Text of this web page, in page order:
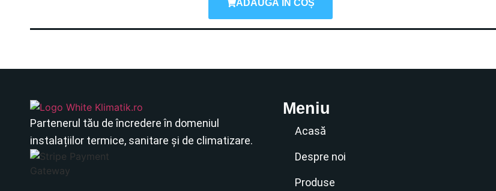
ADAUGĂ ÎN COȘ
Partenerul tău de încredere în domeniul
instalațiilor termice, sanitare și de climatizare.
Meniu
Acasă
Despre noi
Produse